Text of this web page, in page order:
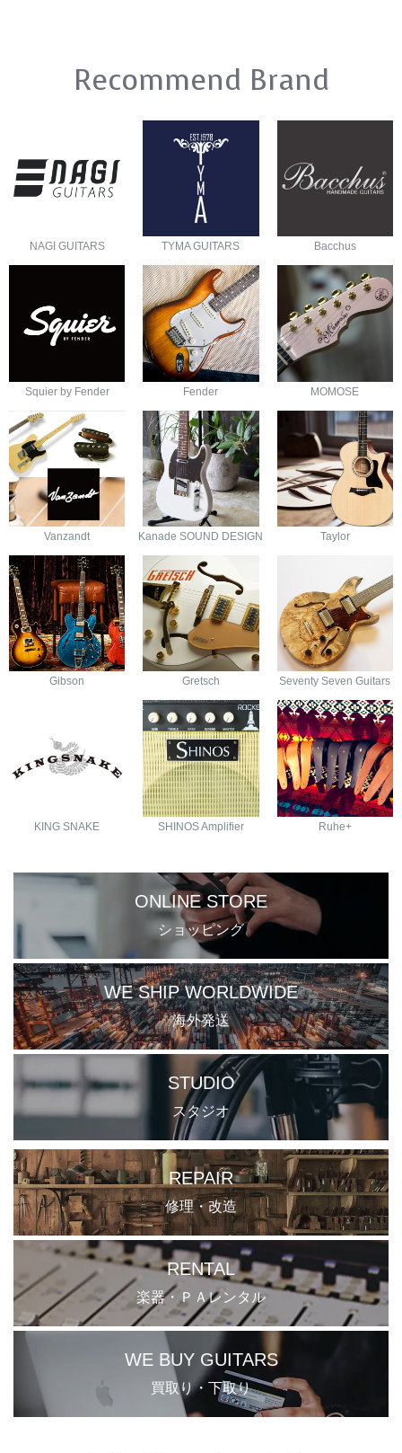
Recommend Brand
NAGI GUITARS TYMA GUITARS Bacchus
Squier by Fender Fender MOMOSE
Vanzandt Kanade SOUND DESIGN Taylor
Gibson Gretsch Seventy Seven Guitars
KING SNAKE SHINOS Amplifier Ruhe+
ONLINE STORE
ショッピング
WE SHIP WORLDWIDE
海外発送
STUDIO
スタジオ
REPAIR
修理・改造
RENTAL
楽器・ＰＡレンタル
WE BUY GUITARS
買取り・下取り